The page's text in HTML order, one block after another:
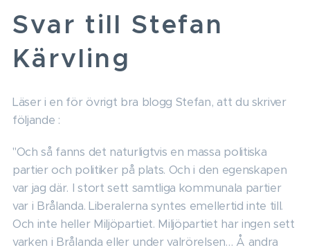
Svar till Stefan
Kärvling
Läser i en för övrigt bra blogg Stefan, att du skriver
följande :
"Och så fanns det naturligtvis en massa politiska
partier och politiker på plats. Och i den egenskapen
var jag där. I stort sett samtliga kommunala partier
var i Brålanda. Liberalerna syntes emellertid inte till.
Och inte heller Miljöpartiet. Miljöpartiet har ingen sett
varken i Brålanda eller under valrörelsen… Å andra